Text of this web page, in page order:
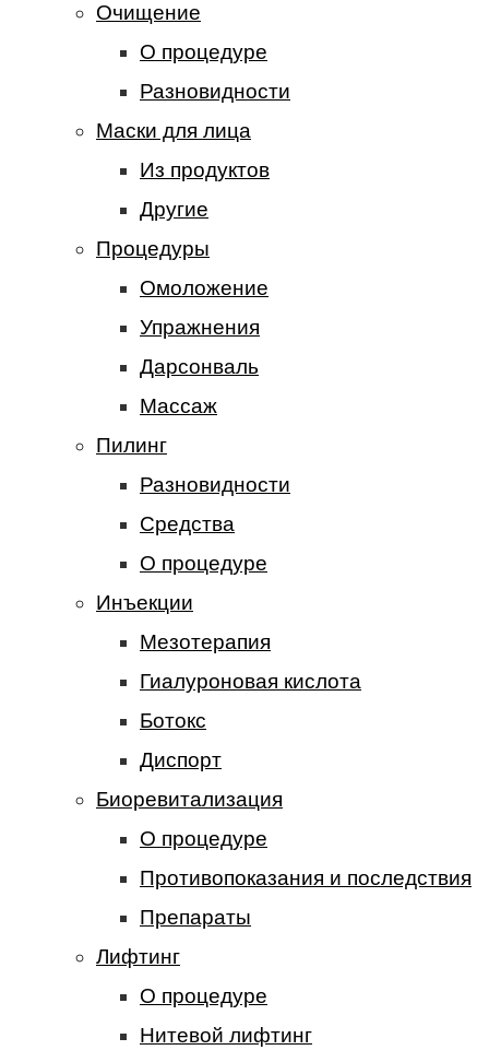
Очищение
О процедуре
Разновидности
Маски для лица
Из продуктов
Другие
Процедуры
Омоложение
Упражнения
Дарсонваль
Массаж
Пилинг
Разновидности
Средства
О процедуре
Инъекции
Мезотерапия
Гиалуроновая кислота
Ботокс
Диспорт
Биоревитализация
О процедуре
Противопоказания и последствия
Препараты
Лифтинг
О процедуре
Нитевой лифтинг